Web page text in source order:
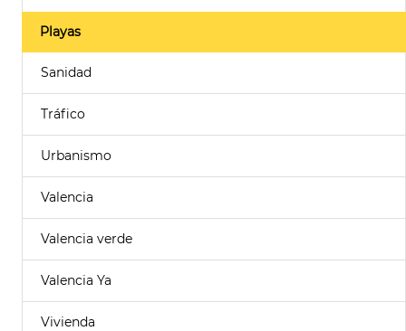
Playas
Sanidad
Tráfico
Urbanismo
Valencia
Valencia verde
Valencia Ya
Vivienda